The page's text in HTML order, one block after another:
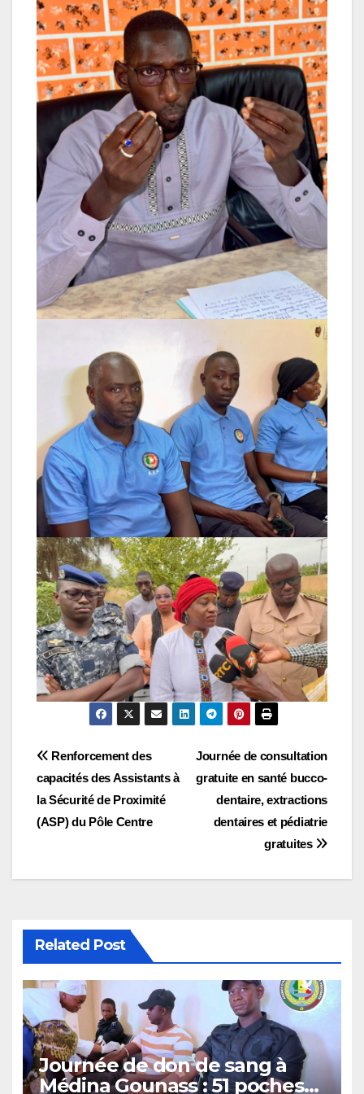
Navigation
de
l’article
Journée de consultation
gratuite en santé bucco-
dentaire, extractions
dentaires et pédiatrie
gratuites
Renforcement des
capacités des Assistants à
la Sécurité de Proximité
(ASP) du Pôle Centre
Related Post
Journée de don de sang à
Médina Gounass : 51 poches